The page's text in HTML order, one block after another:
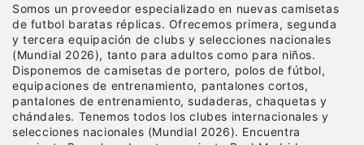
Somos un proveedor especializado en nuevas camisetas
de futbol baratas réplicas. Ofrecemos primera, segunda
y tercera equipación de clubs y selecciones nacionales
(Mundial 2026), tanto para adultos como para niños.
Disponemos de camisetas de portero, polos de fútbol,
equipaciones de entrenamiento, pantalones cortos,
pantalones de entrenamiento, sudaderas, chaquetas y
chándales. Tenemos todos los clubes internacionales y
selecciones nacionales (Mundial 2026). Encuentra